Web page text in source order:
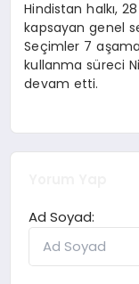
Hindistan halkı,
kapsayan genel
Seçimler 7
kullanma süreci
devam etti.
Ad Soyad: